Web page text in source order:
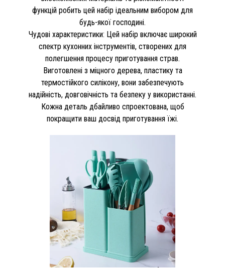
функцій робить цей набір ідеальним вибором для
будь-якої господині.
Чудові характеристики: Цей набір включає широкий
спектр кухонних інструментів, створених для
полегшення процесу приготування страв.
Виготовлені з міцного дерева, пластику та
термостійкого силікону, вони забезпечують
надійність, довговічність та безпеку у використанні.
Кожна деталь дбайливо спроектована, щоб
покращити ваш досвід приготування їжі.